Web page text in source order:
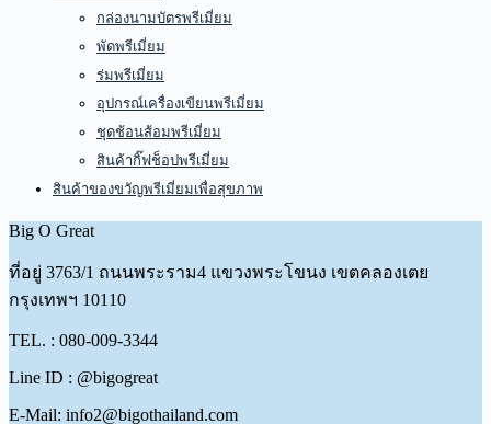
กล่องนามบัตรพรีเมี่ยม
พัดพรีเมี่ยม
ร่มพรีเมี่ยม
อุปกรณ์เครื่องเขียนพรีเมี่ยม
ชุดช้อนส้อมพรีเมี่ยม
สินค้ากิ๊ฟช็อปพรีเมี่ยม
สินค้าของขวัญพรีเมี่ยมเพื่อสุขภาพ
Big O Great
ที่อยู่ 3763/1 ถนนพระราม4 แขวงพระโขนง เขตคลองเตย
กรุงเทพฯ 10110
TEL. : 080-009-3344
Line ID : @bigogreat
E-Mail: info2@bigothailand.com